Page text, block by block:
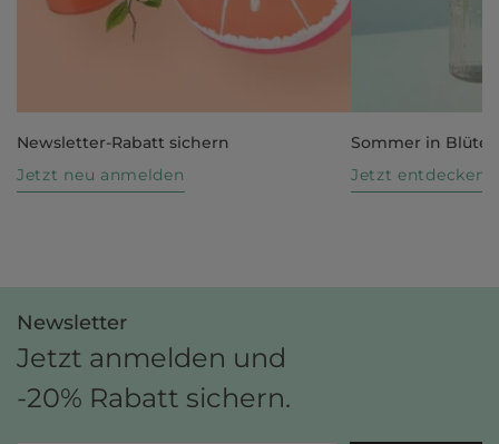
Newsletter-Rabatt sichern
Jetzt neu anmelden
Sommer in Blüte
Jetzt entdecken
Newsletter
Jetzt anmelden und
-20% Rabatt sichern.